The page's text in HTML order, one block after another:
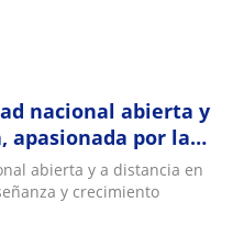
nacional abierta y
apasionada por la
humano
abierta y a distancia en
y crecimiento